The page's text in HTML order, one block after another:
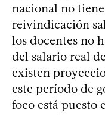
nacional no
reivindicación
los docentes no
del salario real
existen
este período de
foco está puesto